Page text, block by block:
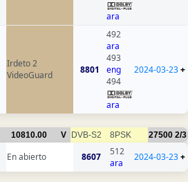
ara
Irdeto 2
VideoGuard
8801
492
ara
493
eng
494
ara
2024-03-23+
10810.00 V DVB-S2 8PSK 27500 2/3
En abierto 8607
512
ara
2024-03-23+